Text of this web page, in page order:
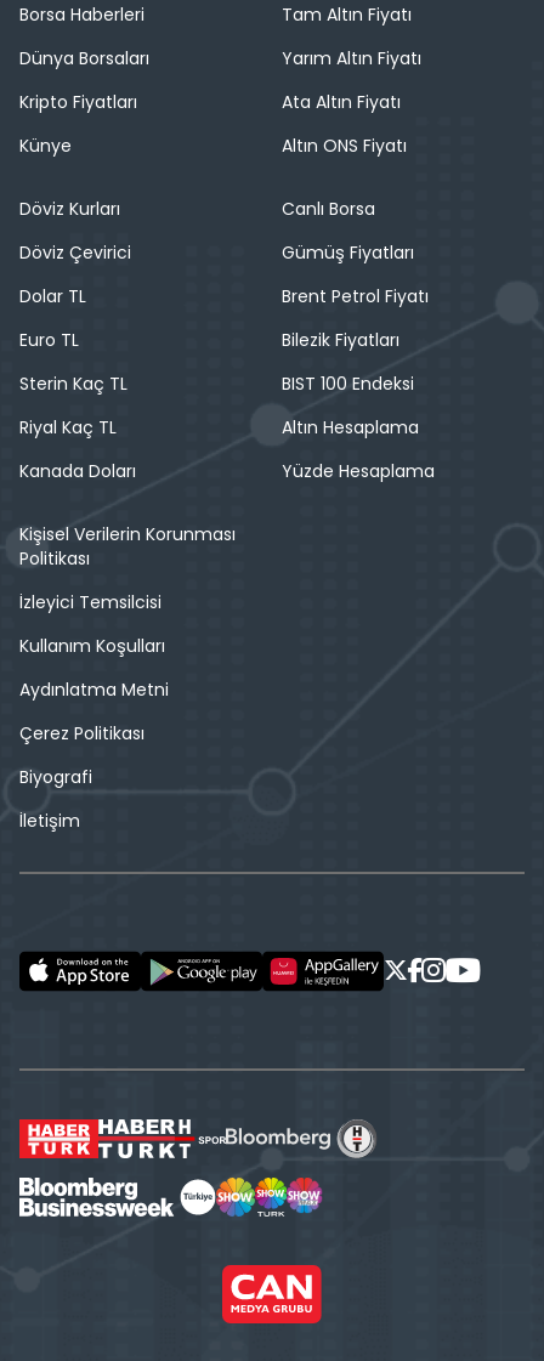
Borsa Haberleri
Dünya Borsaları
Kripto Fiyatları
Künye
Tam Altın Fiyatı
Yarım Altın Fiyatı
Ata Altın Fiyatı
Altın ONS Fiyatı
Döviz Kurları
Döviz Çevirici
Dolar TL
Euro TL
Sterin Kaç TL
Riyal Kaç TL
Kanada Doları
Canlı Borsa
Gümüş Fiyatları
Brent Petrol Fiyatı
Bilezik Fiyatları
BIST 100 Endeksi
Altın Hesaplama
Yüzde Hesaplama
Kişisel Verilerin Korunması
Politikası
İzleyici Temsilcisi
Kullanım Koşulları
Aydınlatma Metni
Çerez Politikası
Biyografi
İletişim